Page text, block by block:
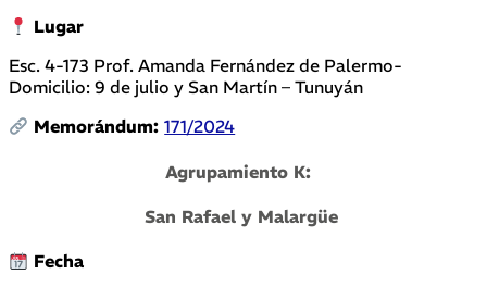
Lugar
Esc. 4-173 Prof. Amanda Fernández de Palermo-
Domicilio: 9 de julio y San Martín – Tunuyán
Memorándum:171/2024
Agrupamiento K:
San Rafael y Malargüe
Fecha